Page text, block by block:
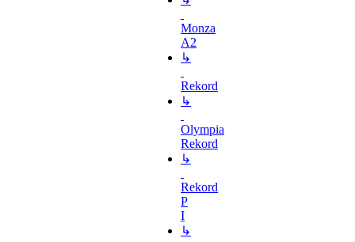
Monza
A2
↳
Rekord
↳
Olympia
Rekord
↳
Rekord
P
I
↳